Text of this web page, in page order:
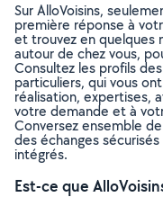
Sur AlloVoisins,
première réponse à
et trouvez en quelques
autour de chez vous,
Consultez les profils
particuliers, qui vous
réalisation, expertises,
votre demande et à
Conversez ensemble
des échanges
intégrés.
Est-ce que